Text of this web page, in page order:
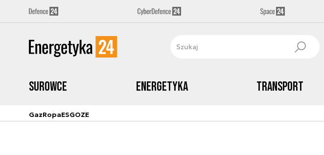
Surowce Energetyka Transport
GazRopaESGOZE